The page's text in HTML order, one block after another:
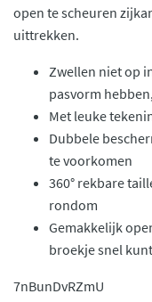
open te scheuren
uittrekken.
Zwellen niet op
pasvorm
Met leuke
Dubbele
te voorkomen
360° rekbare
rondom
Gemakkelijk
broekje snel
7nBunDvRZmU